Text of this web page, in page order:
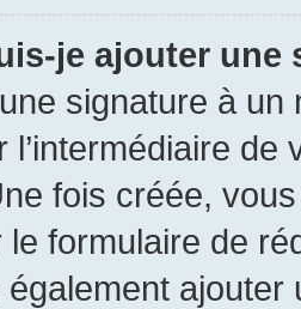
je ajouter une
signature à un
l’intermédiaire
fois créée,
le formulaire de